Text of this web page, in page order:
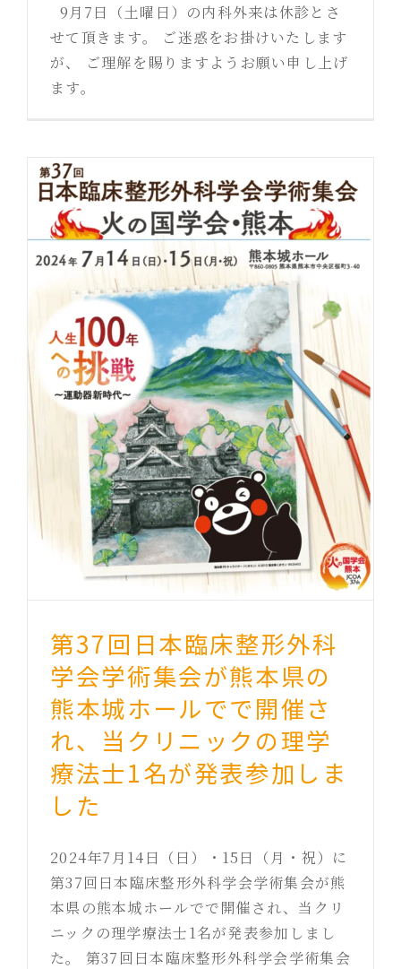
9月7日（土曜日）の内科外来は休診とさ
せて頂きます。 ご迷惑をお掛けいたします
が、 ご理解を賜りますようお願い申し上げ
ます。
第37回日本臨床整形外科
学会学術集会が熊本県の
熊本城ホールでで開催さ
れ、当クリニックの理学
療法士1名が発表参加しま
した
2024年7月14日（日）・15日（月・祝）に
第37回日本臨床整形外科学会学術集会が熊
本県の熊本城ホールでで開催され、当クリ
ニックの理学療法士1名が発表参加しまし
た。 第37回日本臨床整形外科学会学術集会